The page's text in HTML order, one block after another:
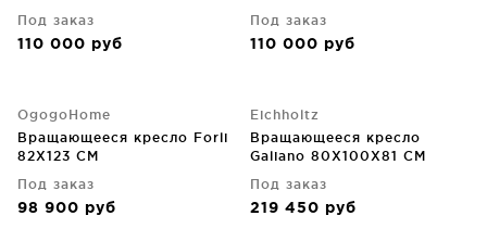
Под заказ
110 000 руб
Под заказ
110 000 руб
OgogoHome
Вращающееся кресло Forli
82X123 CM
Под заказ
98 900 руб
Eichholtz
Вращающееся кресло
Galiano 80X100X81 CM
Под заказ
219 450 руб